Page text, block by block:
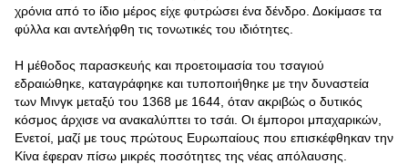
χρόνια από το ίδιο μέρος είχε φυτρώσει ένα δένδρο. Δοκίμασε τα
φύλλα και αντελήφθη τις τονωτικές του ιδιότητες.
Η μέθοδος παρασκευής και προετοιμασία του τσαγιού
εδραιώθηκε, καταγράφηκε και τυποποιήθηκε με την δυναστεία
των Μινγκ μεταξύ του 1368 με 1644, όταν ακριβώς ο δυτικός
κόσμος άρχισε να ανακαλύπτει το τσάι. Οι έμποροι μπαχαρικών,
Ενετοί, μαζί με τους πρώτους Ευρωπαίους που επισκέφθηκαν την
Κίνα έφεραν πίσω μικρές ποσότητες της νέας απόλαυσης.